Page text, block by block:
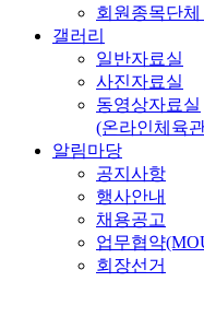
회원종목단체
갤러리
일반자료실
사진자료실
동영상자료실
(온라인체육
알림마당
공지사항
행사안내
채용공고
업무협약
회장선거